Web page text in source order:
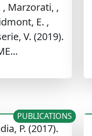
, Marzorati, ,
E. ,
V. (2019).
P. (2017).
PUBLICATIONS